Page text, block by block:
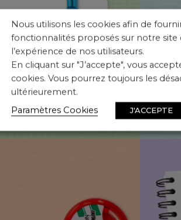
Nous utilisons les cookies afin de
fonctionnalités proposés sur notre site
l’expérience de nos utilisateurs.
En cliquant sur "J’accepte", vous
cookies. Vous pourrez toujours les
ultérieurement.
Paramètres Cookies
J'ACCEPTE